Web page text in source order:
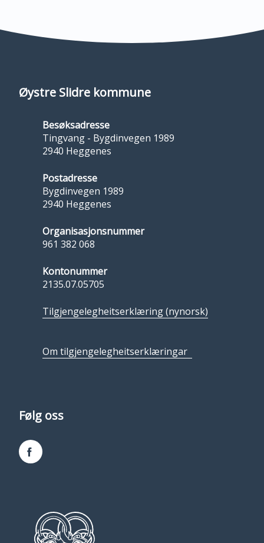
Øystre Slidre kommune
Besøksadresse
Tingvang - Bygdinvegen 1989
2940 Heggenes
Postadresse
Bygdinvegen 1989
2940 Heggenes
Organisasjonsnummer
961 382 068
Kontonummer
2135.07.05705
Tilgjengelegheitserklæring (nynorsk)
Om tilgjengelegheitserklæringar
Følg oss
Facebook